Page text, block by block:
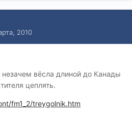
2010
вёсла длиной до Канады
цеплять.
fm1_2/treygolnik.htm